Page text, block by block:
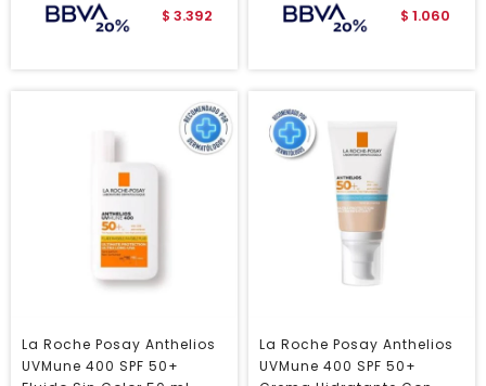
$ 3.392 $ 1.060
La Roche Posay Anthelios
UVMune 400 SPF 50+
La Roche Posay Anthelios
UVMune 400 SPF 50+